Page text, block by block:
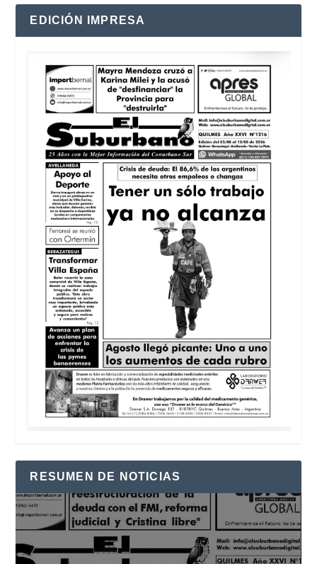
EDICIÓN IMPRESA
RESUMEN DE NOTICIAS
Reproductor
de
vídeo